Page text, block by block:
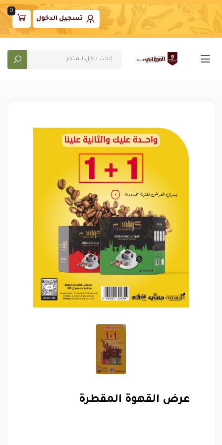
تسجيل الدخول
0
عرض القهوة المقطرة